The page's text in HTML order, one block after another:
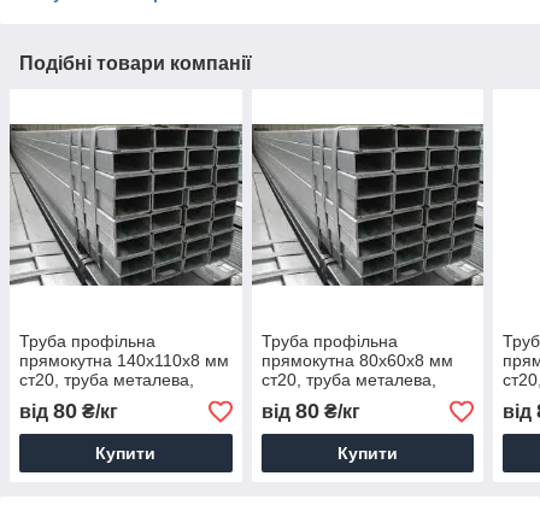
Подібні товари компанії
Труба профільна
прямокутна 140х110х8 мм
ст20, труба металева,
купити, ціна, доставка
від 80 ₴/кг
Купити
Труба профільна
прямокутна 80х60х8 мм
ст20, труба металева,
купити, ціна, доставка
від 80₴/кг
Купити
від